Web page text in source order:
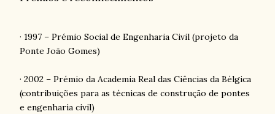
· 1997 – Prémio Social de Engenharia Civil (projeto da
Ponte João Gomes)
· 2002 – Prémio da Academia Real das Ciências da Bélgica
(contribuições para as técnicas de construção de pontes
e engenharia civil)